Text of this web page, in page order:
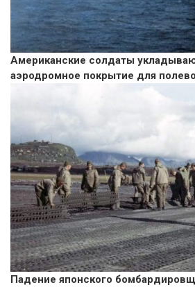
Американские солдаты
аэродромное покрытие для
Падение японского